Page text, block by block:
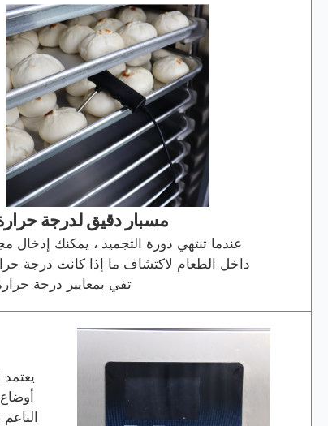
مسبار دقيق لدرجة
عندما تنتهي دورة التجميد ، يمكنك
داخل الطعام لاكتشاف ما إذا كانت درجة
تفي بمعايير درجة